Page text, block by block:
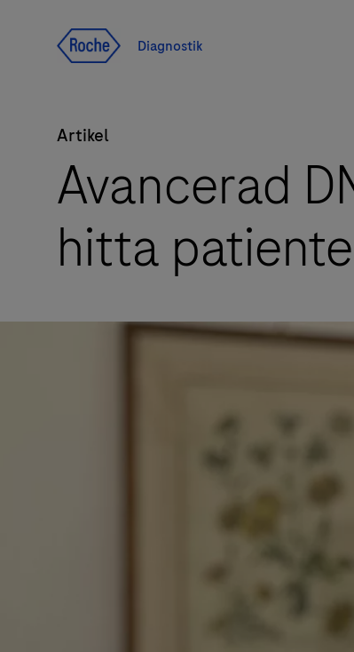
Diagnostik
Artikel
Avancerad
hitta